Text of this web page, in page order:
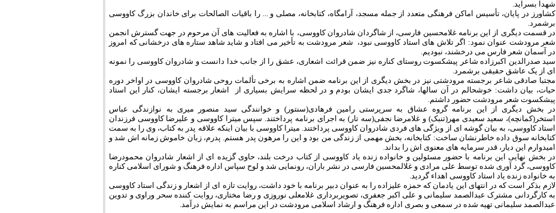
شهدا بسراید.
کشاورز در پایان، تأسیس اماکن فرهنگی متعدد از جمله مسجد، آرامگاه، کتابخانه، مصلی و ... را باقیات الصالحات برای خاندان بزرگ کاووسی
برشمرد.
در قسمت دیگری از این برنامه غلامحسین فارسی، از شاگردان شادروان کاووسی، با اشاره به فعالیت های آن مرحوم در جهت گسترش انجمن
شعر مرودشت عنوان نمود: اگر تلاش های استاد کاووسی نبود، شعر مرودشت به تأخیر می افتاد و شاید شاهد ستاره های درخشانی که امروز
در آسمان شعر فارس می درخشند، نبودیم.
سید صدرالدین اکبرزاده شاعر پیشکسوت روستای کناره نیز ضمن قرائت اشعاری، عشق را از جانب خدا دانست و شادروان کاووسی را نمونه
ای از یک عاشق حقیقی برشمرد.
مجتبا صادقی شاعر برجسته مرودشتی نیز در بخش دیگری از این برنامه ضمن اشاره به برخی تألمات روحی شادروان کاووسی در اواخر دوره
حیات، بیان داشت: خوشحالم در آن سالها، شاگرد جدی ایشان بودم و در لحظه سرایش بسیاری از اشعار برجسته ایشان، کنار این استاد
پیشکسوت شعر مرودشت حضور داشتم.
در بخش دیگری از این برنامه گروه عشاق به سرپرستی رامین فرهادی(سنتور) و خوانندگی سید منصور میری به نوازندگی عباس
استخر(کمانچه)، سعید سعیدی مهر(تنبک) و غلامرضا نجفی(سه تار) به اجرای برنامه پرداختند. سپس میترا کاووسی و علیرضا کاووسی فرزندان
استاد کاووسی، به بیان گوشه ای از ویژگی های فردی شادروان کاووسی پرداختند. میترا کاووسی با بیان اینکه علاقه پدر به کتاب، وی را به سمت
کتابخانه سوق داده خاطرنشان ساخت: کتابخانه، بخش مهمی از زندگی من بود و این را مرهون پدر هستم. پدرم، زبان خاموش زمانه اش شد و
امیدوارم این دیار، قدر سرمایه های معنوی اش را بداند.
در بخش نهایی این برنامه با حضور مسئولین و خانواده زنده یاد کاووسی از کتاب درخت بلند، حاوی گزیده ای از اشعار شادروان محمودرضا
کاووسی، گرد آوری شده توسط علی مرادی و غلالمحسین فارسی در نشر باران، رونمایی شد و لوح سپاس اداره فرهنگ و شورای اسلامی کناره
به خانواده زنده یاد استاد کاووسی اهداء گردید.
لازم بذکر است که در انتهای این یادمان که حمزه علیزاده را به عنوان دبیر برنامه با خود داشت، روایت تازه ای از اشعار و زندگی استاد کاووسی
به کارگردانی مشترک عبدالصمد سلیمانی و علی اکبر جعفری، تصویربرداری غلامعلی نوروزی و رضا مختاری، روایت کننده سحر وراوی و تدوین
عبدالصمد سلیمانی تهیه شده در سمعی و بصری اداره فرهنگ و ارشاد اسلامی مرودشت در این مراسم به نمایش درآمد.